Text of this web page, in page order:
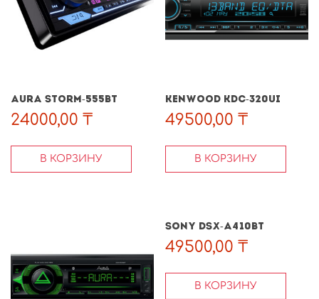
AURA STORM-555BT
24000,00 ₸
В КОРЗИНУ
KENWOOD KDC-320UI
49500,00₸
В КОРЗИНУ
SONY DSX-A410BT
49500,00₸
В КОРЗИНУ